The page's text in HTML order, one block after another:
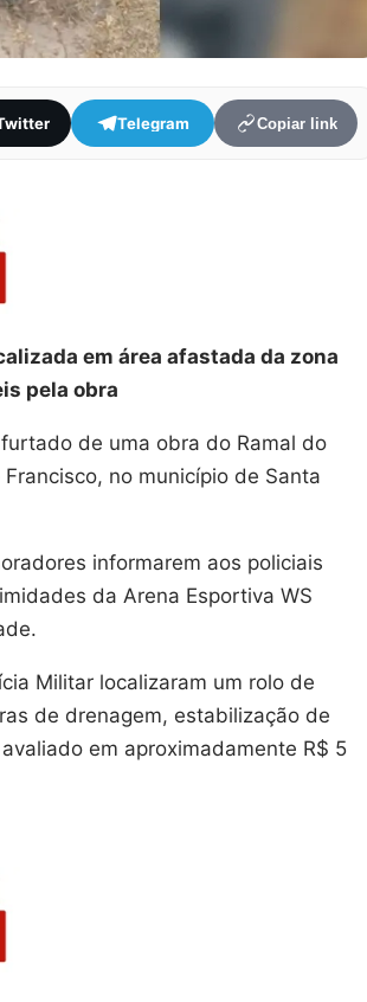
Telegram Copiar link
em área afastada da zona
pela obra
de uma obra do Ramal do
no município de Santa
informarem aos policiais
da Arena Esportiva WS
Militar localizaram um rolo de
de drenagem, estabilização de
em aproximadamente R$ 5